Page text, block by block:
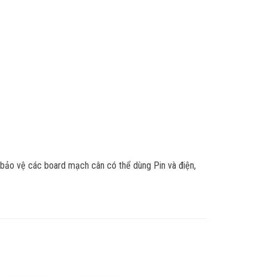
vệ các board mạch cân có thể dùng Pin và điện,